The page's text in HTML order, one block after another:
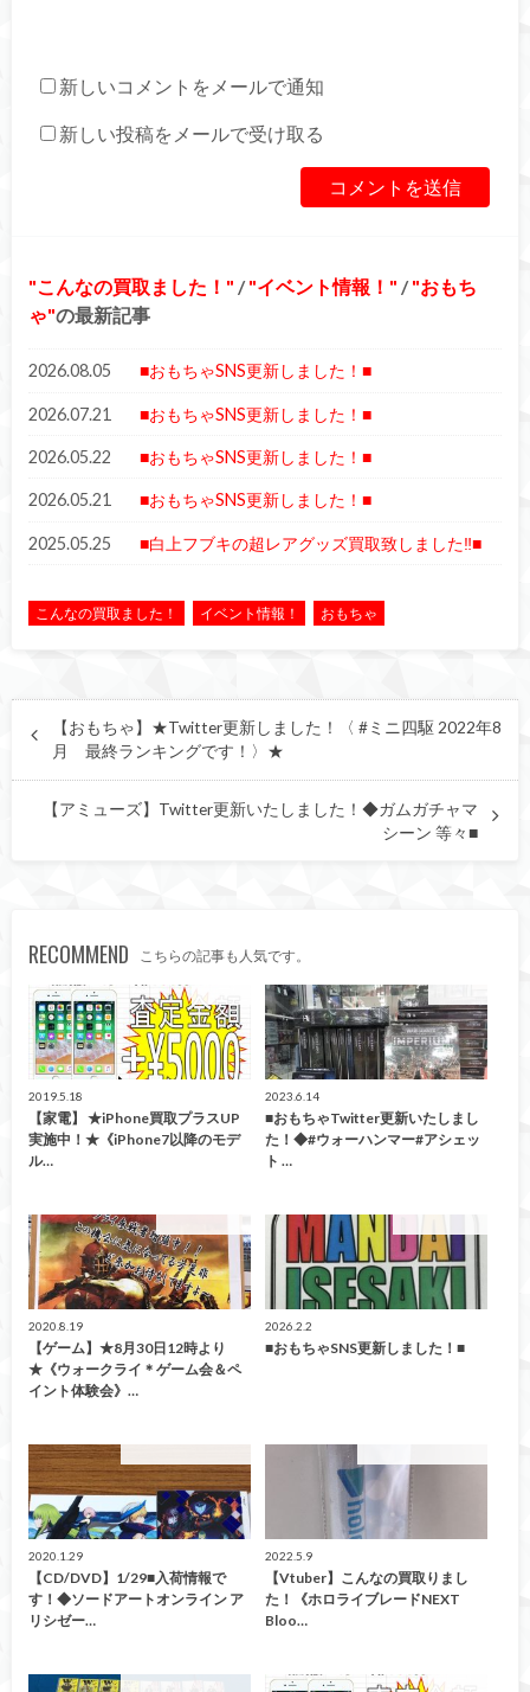
新しいコメントをメールで通知
新しい投稿をメールで受け取る
こんなの買取ました！ / イベント情報！ / おもち
ゃ の最新記事
2026.08.05 ■おもちゃSNS更新しました！■
2026.07.21 ■おもちゃSNS更新しました！■
2026.05.22 ■おもちゃSNS更新しました！■
2026.05.21 ■おもちゃSNS更新しました！■
2025.05.25 ■白上フブキの超レアグッズ買取致しました‼■
こんなの買取ました！ イベント情報！ おもちゃ
【おもちゃ】★Twitter更新しました！〈 #ミニ四駆 2022年8
月 最終ランキングです！〉★
【アミューズ】Twitter更新いたしました！◆ガムガチャマ
シーン 等々■
RECOMMEND こちらの記事も人気です。
2019.5.18
【家電】 ★iPhone買取プラスUP
実施中！★《iPhone7以降のモデ
ル…
2023.6.14
■おもちゃTwitter更新いたしまし
た！◆#ウォーハンマー#アシェッ
ト …
2020.8.19
【ゲーム】★8月30日12時より
★《ウォークライ＊ゲーム会＆ペ
イント体験会》…
2026.2.2
■おもちゃSNS更新しました！■
2020.1.29
【CD/DVD】1/29■入荷情報で
す！◆ソードアートオンライン ア
リシゼー…
2022.5.9
【Vtuber】こんなの買取りまし
た！《ホロライブレードNEXT
Bloo…
こんなの買取ました！